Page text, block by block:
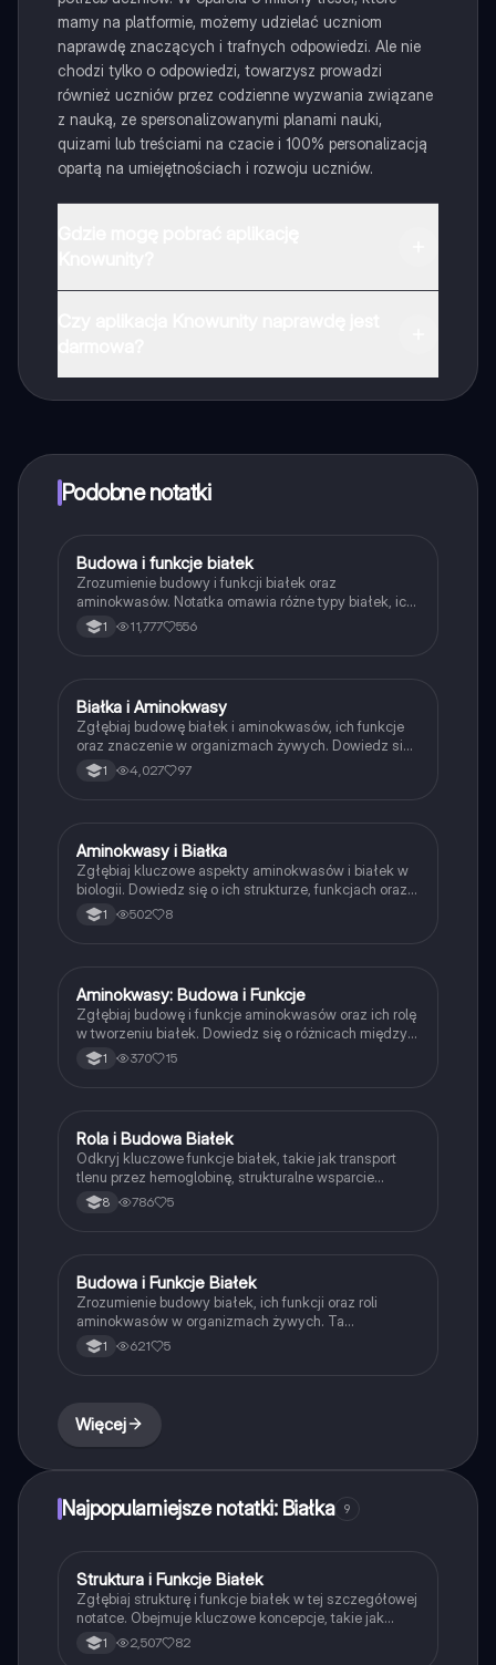
mamy na platformie, możemy udzielać uczniom
naprawdę znaczących i trafnych odpowiedzi. Ale nie
chodzi tylko o odpowiedzi, towarzysz prowadzi
również uczniów przez codzienne wyzwania związane
z nauką, ze spersonalizowanymi planami nauki,
quizami lub treściami na czacie i 100% personalizacją
opartą na umiejętnościach i rozwoju uczniów.
które również możesz otrzymać za darmo. Dodatkowo
oferujemy usługę Knowunity Premium, która pozwala
Podobne notatki
Biologia
Budowa i funkcje białek
Zrozumienie budowy i funkcji białek oraz
aminokwasów. Notatka omawia różne typy białek, ich
struktury (pierwszorzędowa, drugorzędowa,
trzeciorzędowa, czwartorzędowa) oraz funkcje w
1 11,777 556
Biologia
Białka i Aminokwasy
Zgłębiaj budowę białek i aminokwasów, ich funkcje
oraz znaczenie w organizmach żywych. Dowiedz się
o peptydach, strukturze aminokwasów oraz roli białek
w procesach biologicznych. Idealne dla uczniów
1 4,027 97
Biologia
Aminokwasy i Białka
Zgłębiaj kluczowe aspekty aminokwasów i białek w
biologii. Dowiedz się o ich strukturze, funkcjach oraz
roli w metabolizmie. Materiał obejmuje syntezę białek,
grupy funkcyjne oraz właściwości buforowe. Idealne
1 502 8
Biologia
Aminokwasy: Budowa i Funkcje
Zgłębiaj budowę i funkcje aminokwasów oraz ich rolę
w tworzeniu białek. Dowiedz się o różnicach między
peptydami a białkami, ogólnym wzorze
aminokwasów oraz klasyfikacji aminokwasów.
1 370 15
Biologia
Rola i Budowa Białek
Odkryj kluczowe funkcje białek, takie jak transport
tlenu przez hemoglobinę, strukturalne wsparcie
keratyny oraz enzymatyczną rolę pepsyny. Dowiedz
się, jak aminokwasy tworzą białka i jakie mają
8 786 5
Biologia
Budowa i Funkcje Białek
Zrozumienie budowy białek, ich funkcji oraz roli
aminokwasów w organizmach żywych. Ta
prezentacja omawia podstawowe jednostki białek, ich
klasyfikację oraz różnorodne funkcje, takie jak
białek jako kluczowych makromolekuł.
1 621 5
Więcej
Najpopularniejsze notatki: Białka 9
Biologia
Struktura i Funkcje Białek
Zgłębiaj strukturę i funkcje białek w tej szczegółowej
notatce. Obejmuje kluczowe koncepcje, takie jak
struktura pierwszorzędowa, drugorzędowa,
trzeciorzędowa i czwartorzędowa białek, a także rolę
1 2,507 82